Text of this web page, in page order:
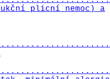
plicní nemoc) a